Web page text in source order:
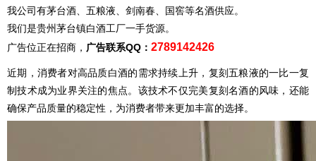
我公司有茅台酒、五粮液、剑南春、国窖等名酒供应。
我们是贵州茅台镇白酒工厂一手货源。
广告位正在招商， 广告联系QQ： 2789142426
近期，消费者对高品质白酒的需求持续上升，复刻五粮液的一比一复
制技术成为业界关注的焦点。该技术不仅完美复刻名酒的风味，还能
确保产品质量的稳定性，为消费者带来更加丰富的选择。